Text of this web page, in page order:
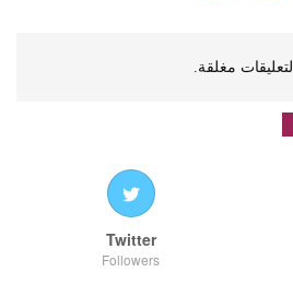
التعليقات مغلقة.
Twitter
Followers